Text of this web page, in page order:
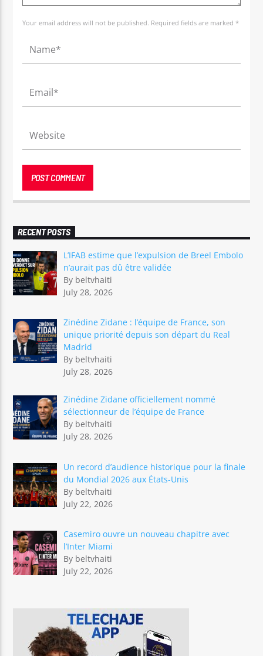
Your email address will not be published. Required fields are marked *
RECENT POSTS
L’IFAB estime que l’expulsion de Breel Embolo
n’aurait pas dû être validée
By beltvhaiti
July 28, 2026
Zinédine Zidane : l’équipe de France, son
unique priorité depuis son départ du Real
Madrid
By beltvhaiti
July 28, 2026
Zinédine Zidane officiellement nommé
sélectionneur de l’équipe de France
By beltvhaiti
July 28, 2026
Un record d’audience historique pour la finale
du Mondial 2026 aux États-Unis
By beltvhaiti
July 22, 2026
Casemiro ouvre un nouveau chapitre avec
l’Inter Miami
By beltvhaiti
July 22, 2026